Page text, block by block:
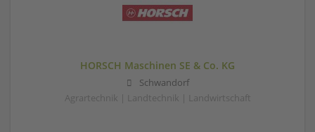
HORSCH Maschinen SE & Co. KG
Schwandorf
Agrartechnik | Landtechnik | Landwirtschaft